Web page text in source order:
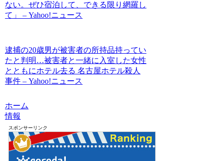
ない。ぜひ宿泊して、できる限り網羅し
て」 – Yahoo!ニュース
逮捕の20歳男が被害者の所持品持ってい
たと判明…被害者と一緒に入室した女性
とともにホテル去る 名古屋ホテル殺人
事件 – Yahoo!ニュース
ホーム
情報
スポンサーリンク